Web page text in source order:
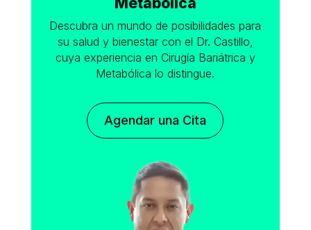
Descubra un mundo de posibilidades para
su salud y bienestar con el Dr. Castillo,
cuya experiencia en Cirugía Bariátrica y
Metabólica lo distingue.
Agendar una Cita